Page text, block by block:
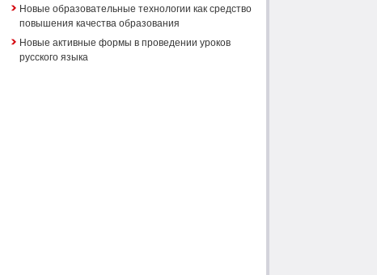
Новые образовательные технологии как средство
повышения качества образования
Новые активные формы в проведении уроков
русского языка